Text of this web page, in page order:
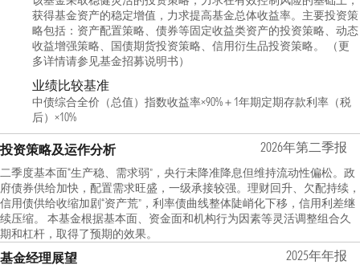
获得基金资产的稳定增值，力求提高基金总体收益率。主要投资策
略包括：资产配置策略、债券等固定收益类资产的投资策略、动态
收益增强策略、国债期货投资策略、信用衍生品投资策略。 （更
多详情请参见基金招募说明书）
业绩比较基准
中债综合全价（总值）指数收益率×90%＋1年期定期存款利率（税
后）×10%
投资策略及运作分析 2026年第二季报
二季度基本面“生产稳、需求弱”，央行未降准降息但维持流动性偏松。政
府债券供给加快，配置需求旺盛，一级承接较强。理财回升、欠配持续，
信用债供给收缩加剧“资产荒”，利率债曲线整体陡峭化下移，信用利差继
续压缩。 本基金根据基本面、资金面和机构行为因素等灵活调整组合久
期和杠杆，取得了预期的效果。
基金经理展望 2025年年报